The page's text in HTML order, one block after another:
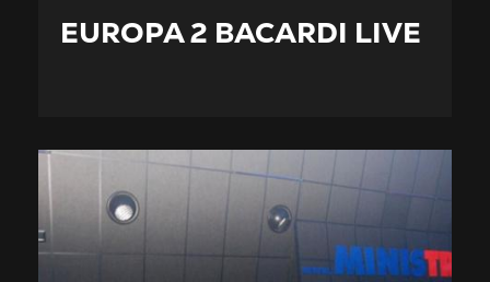
EUROPA 2 BACARDI LIVE